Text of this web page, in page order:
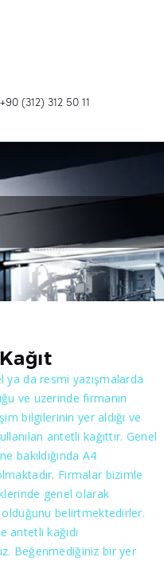
+90 (312) 312 50 11
ya da resmi yazışmalarda
ve üzerinde firmanın
bilgilerinin yer aldığı ve
antetli kağıttır. Genel
bakıldığında A4
Firmalar bizimle
genel olarak
belirtmektedirler.
antetli kağıdı
Beğenmediğiniz bir yer